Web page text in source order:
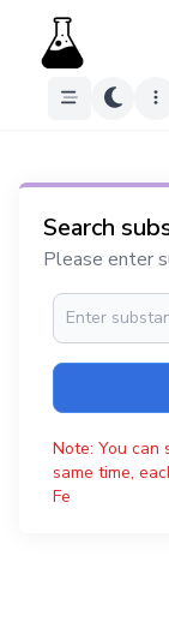
Search
Please enter
Note: You can
same time,
Fe